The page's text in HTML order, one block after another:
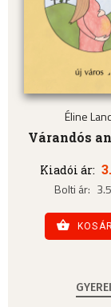
Éline
Várandós
Kiadói ár:
Bolti ár: